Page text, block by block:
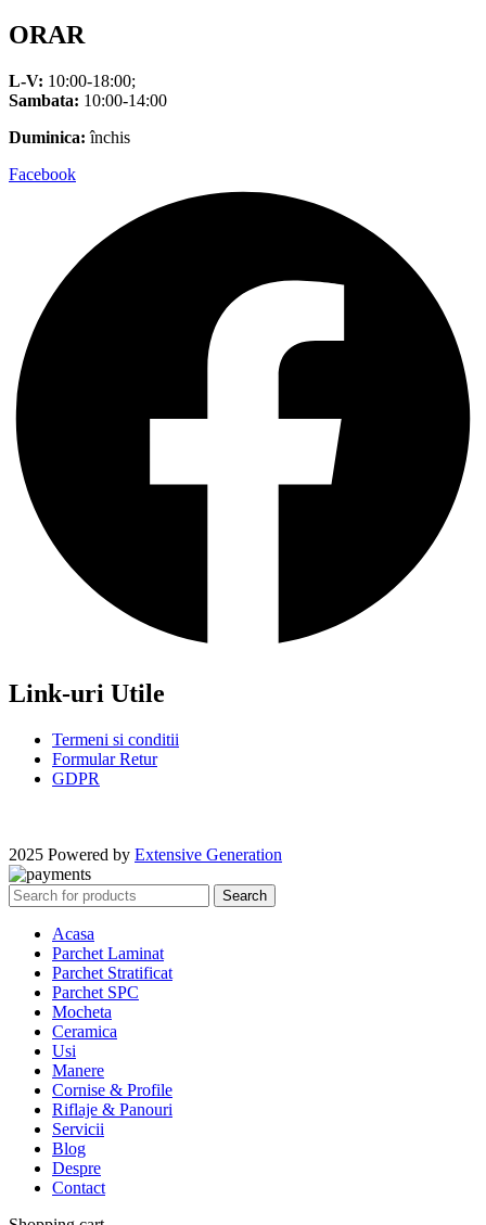
ORAR
L-V: 10:00-18:00;
Sambata: 10:00-14:00
Duminica: închis
Facebook
Link-uri Utile
Termeni si conditii
Formular Retur
GDPR
2025 Powered by Extensive Generation
Search
Acasa
Parchet Laminat
Parchet Stratificat
Parchet SPC
Mocheta
Ceramica
Usi
Manere
Cornise & Profile
Riflaje & Panouri
Servicii
Blog
Despre
Contact